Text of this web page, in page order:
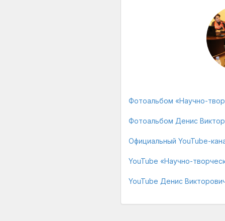
Фотоальбом «Научно-
Фотоальбом Денис
Официальный YouTube-
YouTube «Научно-
YouTube Денис